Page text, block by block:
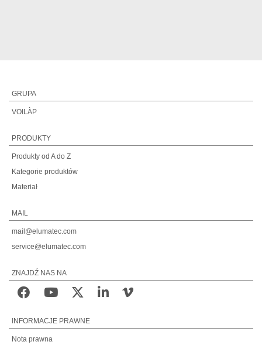
GRUPA
VOILÀP
PRODUKTY
Produkty od A do Z
Kategorie produktów
Materiał
MAIL
mail@elumatec.com
service@elumatec.com
ZNAJDŹ NAS NA
INFORMACJE PRAWNE
Nota prawna